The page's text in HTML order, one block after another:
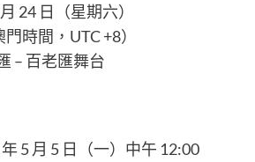
24 日（星期六）
時間，UTC +8）
– 百老匯舞台
5 月 5 日（一）中午 12:00